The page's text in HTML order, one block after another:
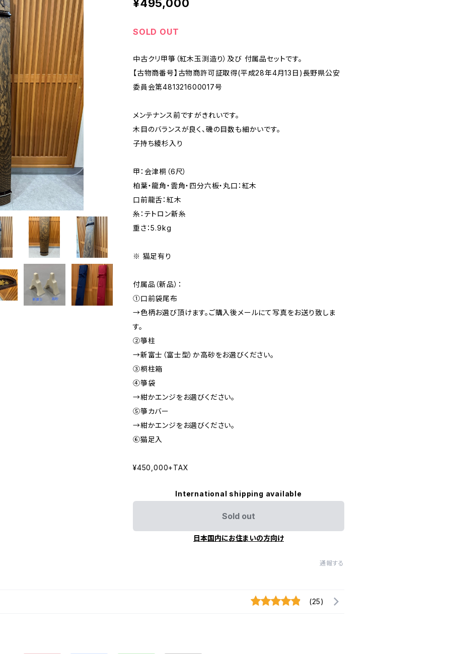
¥495,000
SOLD OUT
中古クリ甲箏（紅木玉渕造り）及び 付属品セットです。
【古物商番号】古物商許可証取得(平成28年4月13日)長野県公安
委員会第481321600017号
メンテナンス前ですがきれいです。
木目のバランスが良く、磯の目数も細かいです。
子持ち綾杉入り
甲：会津桐（6尺）
柏葉・龍角・雲角・四分六板・丸口：紅木
口前龍舌：紅木
糸：テトロン新糸
重さ：5.9kg
※ 猫足有り
付属品（新品）：
①口前袋尾布
→色柄お選び頂けます。ご購入後メールにて写真をお送り致しま
す。
②箏柱
→新富士（富士型）か高砂をお選びください。
③桐柱箱
④箏袋
→紺かエンジをお選びください。
⑤箏カバー
→紺かエンジをお選びください。
⑥猫足入
¥450,000+TAX
International shipping available
Sold out
日本国内にお住まいの方向け
通報する
(25)